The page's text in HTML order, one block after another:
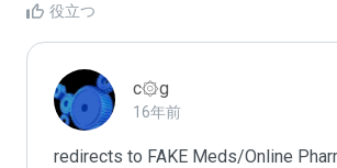
役立つ
c۞g
16年前
redirects to FAKE Meds/Online